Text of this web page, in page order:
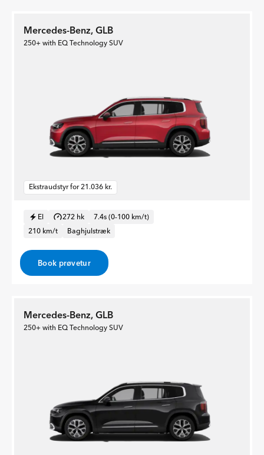
Mercedes-Benz, GLB
250+ with EQ Technology SUV
Ekstraudstyr for 21.036 kr.
El 272 hk
7.4s (0-100 km/t)
210 km/t
Baghjulstræk
Book prøvetur
Mercedes-Benz, GLB
250+ with EQ Technology SUV